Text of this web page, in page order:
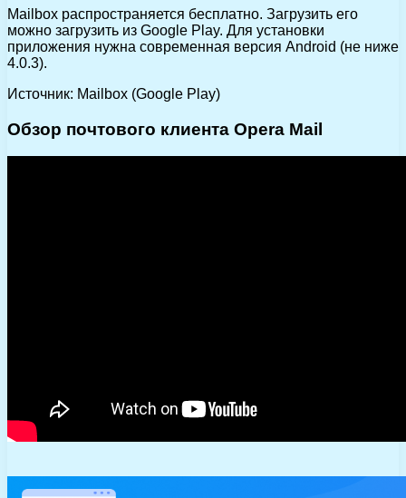
Mailbox распространяется бесплатно. Загрузить его
можно загрузить из Google Play. Для установки
приложения нужна современная версия Android (не ниже
4.0.3).
Источник: Mailbox (Google Play)
Обзор почтового клиента Opera Mail